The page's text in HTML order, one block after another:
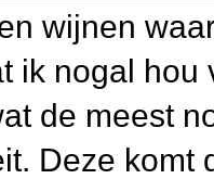
wijnen
ik nogal
de meest
Deze komt